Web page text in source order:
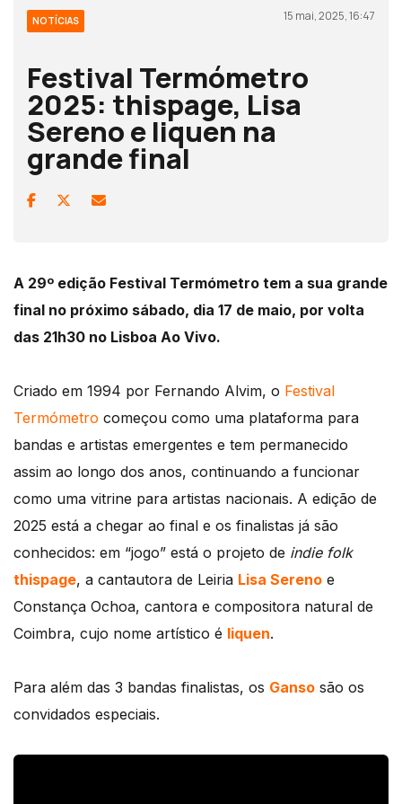
NOTÍCIAS 15 mai, 2025, 16:47
Festival Termómetro
2025: thispage, Lisa
Sereno e liquen na
grande final
A 29º edição Festival Termómetro tem a sua grande
final no próximo sábado, dia 17 de maio, por volta
das 21h30 no Lisboa Ao Vivo.
Criado em 1994 por Fernando Alvim, o Festival
Termómetro começou como uma plataforma para
bandas e artistas emergentes e tem permanecido
assim ao longo dos anos, continuando a funcionar
como uma vitrine para artistas nacionais. A edição de
2025 está a chegar ao final e os finalistas já são
conhecidos: em “jogo” está o projeto de indie folk
thispage, a cantautora de Leiria Lisa Sereno e
Constança Ochoa, cantora e compositora natural de
Coimbra, cujo nome artístico é liquen.
Para além das 3 bandas finalistas, os Ganso são os
convidados especiais.